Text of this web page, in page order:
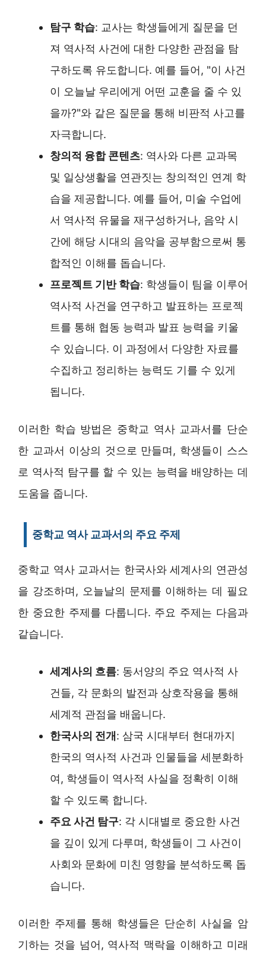
탐구 학습: 교사는 학생들에게 질문을 던
져 역사적 사건에 대한 다양한 관점을 탐
구하도록 유도합니다. 예를 들어, "이 사건
이 오늘날 우리에게 어떤 교훈을 줄 수 있
을까?"와 같은 질문을 통해 비판적 사고를
자극합니다.
창의적 융합 콘텐츠: 역사와 다른 교과목
및 일상생활을 연관짓는 창의적인 연계 학
습을 제공합니다. 예를 들어, 미술 수업에
서 역사적 유물을 재구성하거나, 음악 시
간에 해당 시대의 음악을 공부함으로써 통
합적인 이해를 돕습니다.
프로젝트 기반 학습: 학생들이 팀을 이루어
역사적 사건을 연구하고 발표하는 프로젝
트를 통해 협동 능력과 발표 능력을 키울
수 있습니다. 이 과정에서 다양한 자료를
수집하고 정리하는 능력도 기를 수 있게
됩니다.
이러한 학습 방법은 중학교 역사 교과서를 단순
한 교과서 이상의 것으로 만들며, 학생들이 스스
로 역사적 탐구를 할 수 있는 능력을 배양하는 데
도움을 줍니다.
중학교 역사 교과서의 주요 주제
중학교 역사 교과서는 한국사와 세계사의 연관성
을 강조하며, 오늘날의 문제를 이해하는 데 필요
한 중요한 주제를 다룹니다. 주요 주제는 다음과
같습니다.
세계사의 흐름: 동서양의 주요 역사적 사
건들, 각 문화의 발전과 상호작용을 통해
세계적 관점을 배웁니다.
한국사의 전개: 삼국 시대부터 현대까지
한국의 역사적 사건과 인물들을 세분화하
여, 학생들이 역사적 사실을 정확히 이해
할 수 있도록 합니다.
주요 사건 탐구: 각 시대별로 중요한 사건
을 깊이 있게 다루며, 학생들이 그 사건이
사회와 문화에 미친 영향을 분석하도록 돕
습니다.
이러한 주제를 통해 학생들은 단순히 사실을 암
기하는 것을 넘어, 역사적 맥락을 이해하고 미래